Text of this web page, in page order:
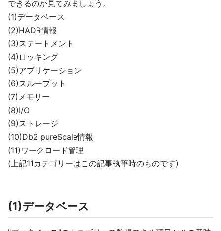
できるのか見てみましょう。
(1)データベース
(2)HADR情報
(3)ステートメント
(4)ロッキング
(5)アプリケーション
(6)スループット
(7)メモリー
(8)I/O
(9)ストレージ
(10)Db2 pureScale情報
(11)ワークロード管理
(上記11カテゴリーはこの記事執筆時のものです)
(1)データベース